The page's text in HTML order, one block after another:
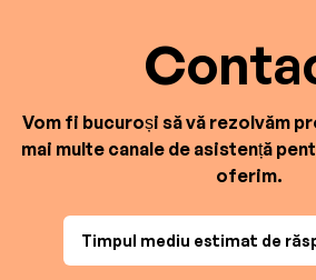
Vom fi bucuroși să vă rezolvăm
mai multe canale de asistență
oferim.
Timpul mediu estimat de